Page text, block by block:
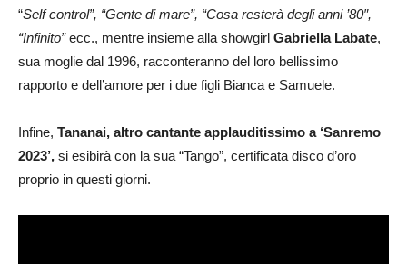
“Self control”, “Gente di mare”, “Cosa resterà degli anni ’80″,
“Infinito”ecc., mentre insieme alla showgirl Gabriella Labate,
sua moglie dal 1996, racconteranno del loro bellissimo
rapporto e dell’amore per i due figli Bianca e Samuele.
Infine, Tananai, altro cantante applauditissimo a ‘Sanremo
2023’, si esibirà con la sua “Tango”, certificata disco d’oro
proprio in questi giorni.